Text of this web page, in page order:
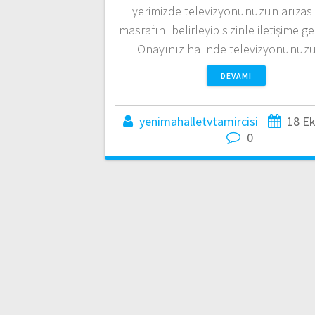
yerimizde televizyonunuzun
masrafını belirleyip sizinle iletişime
Onayınız halinde
DEVAMI
yenimahalletvtamircisi
18
0